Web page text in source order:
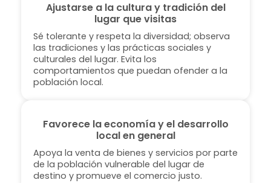
Ajustarse a la cultura y tradición del
lugar que visitas
Sé tolerante y respeta la diversidad; observa
las tradiciones y las prácticas sociales y
culturales del lugar. Evita los
comportamientos que puedan ofender a la
población local.
Favorece la economía y el desarrollo
local en general
Apoya la venta de bienes y servicios por parte
de la población vulnerable del lugar de
destino y promueve el comercio justo.